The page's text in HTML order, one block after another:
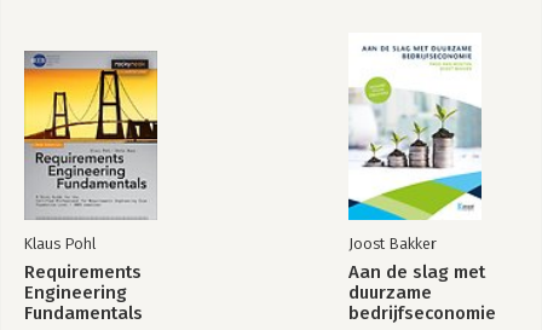
Klaus Pohl
Requirements
Engineering
Fundamentals
Joost Bakker
Aan de slag met
duurzame
bedrijfseconomie